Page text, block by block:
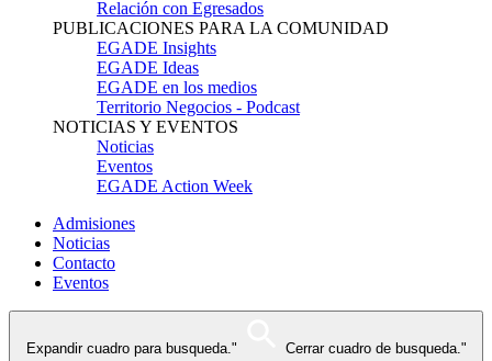
Relación con Egresados
PUBLICACIONES PARA LA COMUNIDAD
EGADE Insights
EGADE Ideas
EGADE en los medios
Territorio Negocios - Podcast
NOTICIAS Y EVENTOS
Noticias
Eventos
EGADE Action Week
Admisiones
Noticias
Contacto
Eventos
Expandir cuadro para busqueda." Cerrar cuadro de busqueda."